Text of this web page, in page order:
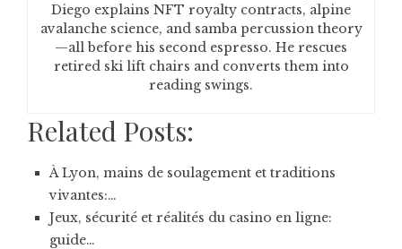
Diego explains NFT royalty contracts, alpine
avalanche science, and samba percussion theory
—all before his second espresso. He rescues
retired ski lift chairs and converts them into
reading swings.
Related Posts:
À Lyon, mains de soulagement et traditions
vivantes:…
Jeux, sécurité et réalités du casino en ligne:
guide…